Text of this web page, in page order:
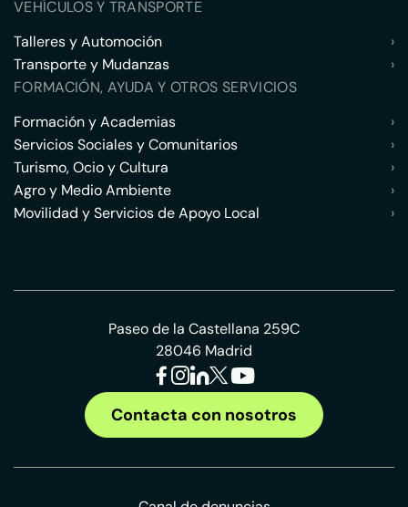
VEHÍCULOS Y TRANSPORTE
Talleres y Automoción
›
Transporte y Mudanzas
›
FORMACIÓN, AYUDA Y OTROS SERVICIOS
Formación y Academias
›
Servicios Sociales y Comunitarios
›
Turismo, Ocio y Cultura
›
Agro y Medio Ambiente
›
Movilidad y Servicios de Apoyo Local
›
Paseo de la Castellana 259C
28046 Madrid
Contacta con nosotros